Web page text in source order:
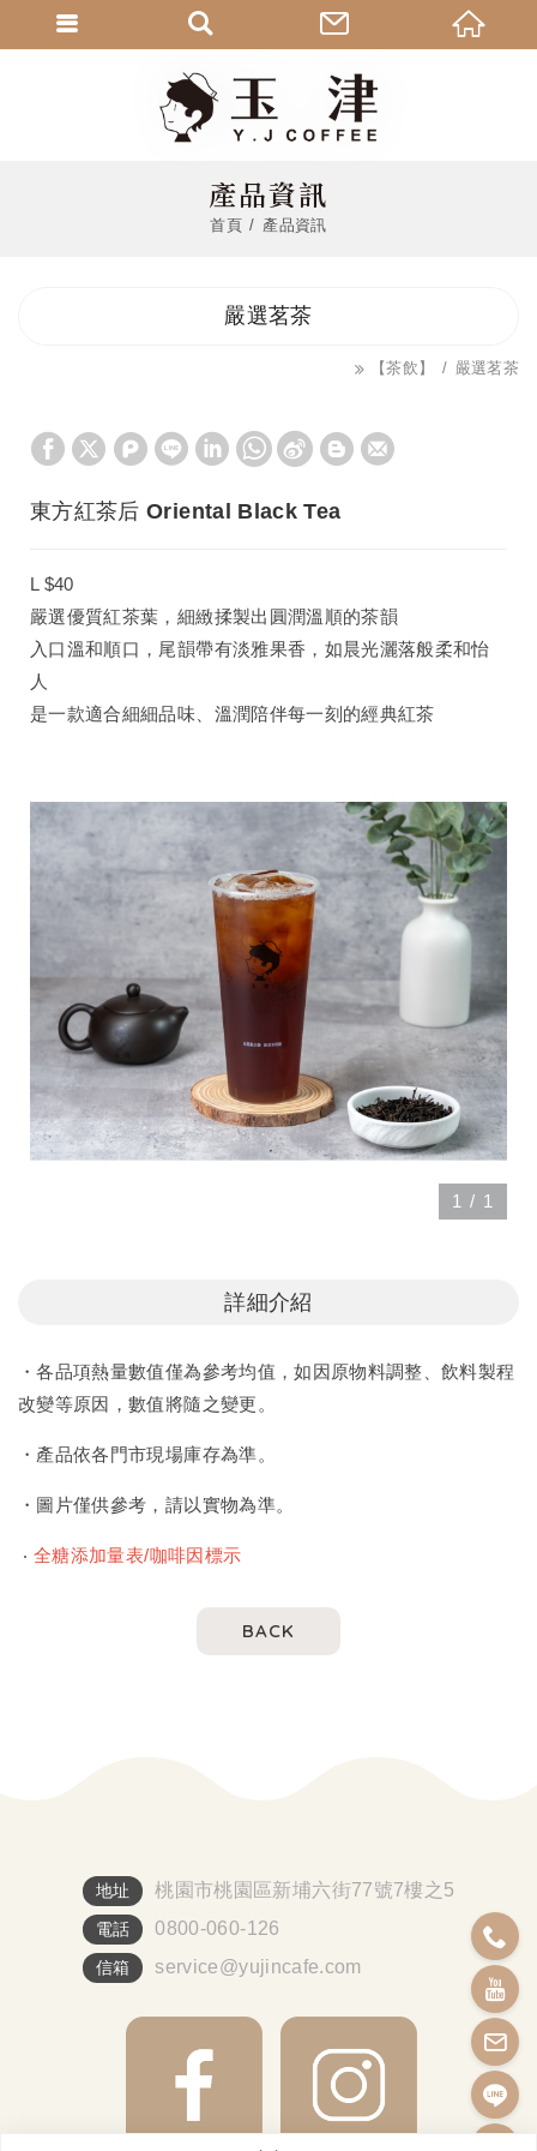
產品資訊
首頁 產品資訊
嚴選茗茶
【茶飲】 嚴選茗茶
東方紅茶后 Oriental Black Tea
L $40
嚴選優質紅茶葉，細緻揉製出圓潤溫順的茶韻
入口溫和順口，尾韻帶有淡雅果香，如晨光灑落般柔和怡
人
是一款適合細細品味、溫潤陪伴每一刻的經典紅茶
1 / 1
詳細介紹
・各品項熱量數值僅為參考均值，如因原物料調整、飲料製程
改變等原因，數值將隨之變更。
・產品依各門市現場庫存為準。
・圖片僅供參考，請以實物為準。
‧全糖添加量表/咖啡因標示
BACK
地址 桃園市桃園區新埔六街77號7樓之5
電話 0800-060-126
信箱 service@yujincafe.com